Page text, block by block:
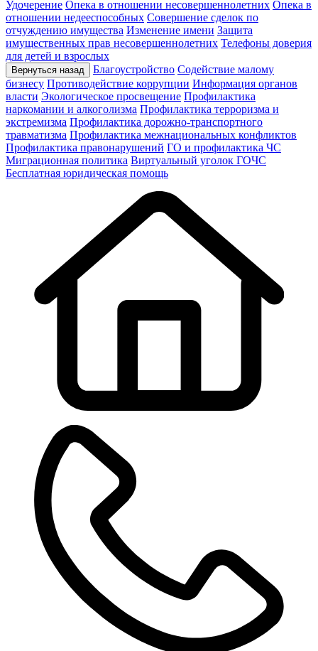
Удочерение Опека в отношении несовершеннолетних Опека в
отношении недееспособных Совершение сделок по
отчуждению имущества Изменение имени Защита
имущественных прав несовершеннолетних Телефоны доверия
для детей и взрослых
Вернуться назад Благоустройство Содействие малому
бизнесу Противодействие коррупции Информация органов
власти Экологическое просвещение Профилактика
наркомании и алкоголизма Профилактика терроризма и
экстремизма Профилактика дорожно-транспортного
травматизма Профилактика межнациональных конфликтов
Профилактика правонарушений ГО и профилактика ЧС
Миграционная политика Виртуальный уголок ГОЧС
Бесплатная юридическая помощь